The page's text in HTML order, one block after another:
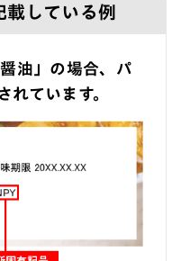
載している例
油」の場合、パ
れています。